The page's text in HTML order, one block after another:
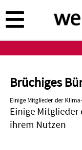
zum
Inhalt
Brüchiges
Einige Mitglieder der
Einige Mitglieder
ihrem Nutzen